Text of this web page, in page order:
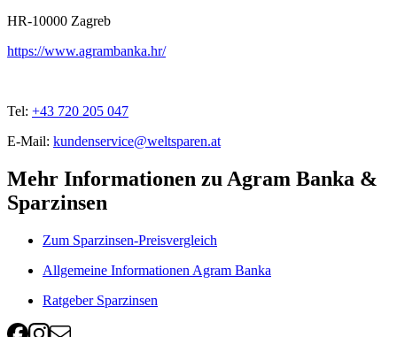
HR-10000 Zagreb
https://www.agrambanka.hr/
Tel: +43 720 205 047
E-Mail: kundenservice@weltsparen.at
Mehr Informationen zu Agram Banka &
Sparzinsen
Zum Sparzinsen-Preisvergleich
Allgemeine Informationen Agram Banka
Ratgeber Sparzinsen